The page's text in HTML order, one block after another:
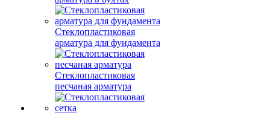
Стеклопластиковая
арматура для фундамента
Стеклопластиковая
песчаная арматура